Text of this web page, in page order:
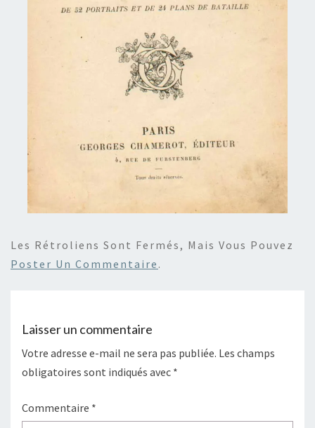
Les Rétroliens Sont Fermés, Mais Vous Pouvez
Poster Un Commentaire .
Laisser un commentaire
Votre adresse e-mail ne sera pas publiée. Les champs
obligatoires sont indiqués avec *
Commentaire *